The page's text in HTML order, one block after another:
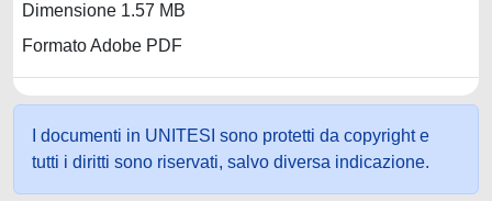
Dimensione 1.57 MB
Formato Adobe PDF
I documenti in UNITESI sono protetti da copyright e
tutti i diritti sono riservati, salvo diversa indicazione.